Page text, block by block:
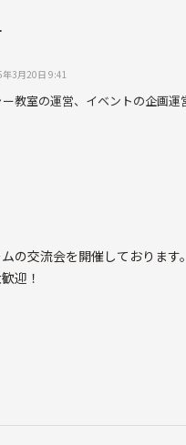
3月20日 9:41
教室の運営、イベントの企画運
の交流会を開催しております。
迎！